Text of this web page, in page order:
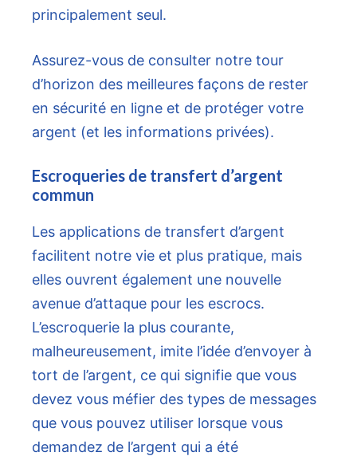
principalement seul.
Assurez-vous de consulter notre tour
d’horizon des meilleures façons de rester
en sécurité en ligne et de protéger votre
argent (et les informations privées).
Escroqueries de transfert d’argent
commun
Les applications de transfert d’argent
facilitent notre vie et plus pratique, mais
elles ouvrent également une nouvelle
avenue d’attaque pour les escrocs.
L’escroquerie la plus courante,
malheureusement, imite l’idée d’envoyer à
tort de l’argent, ce qui signifie que vous
devez vous méfier des types de messages
que vous pouvez utiliser lorsque vous
demandez de l’argent qui a été